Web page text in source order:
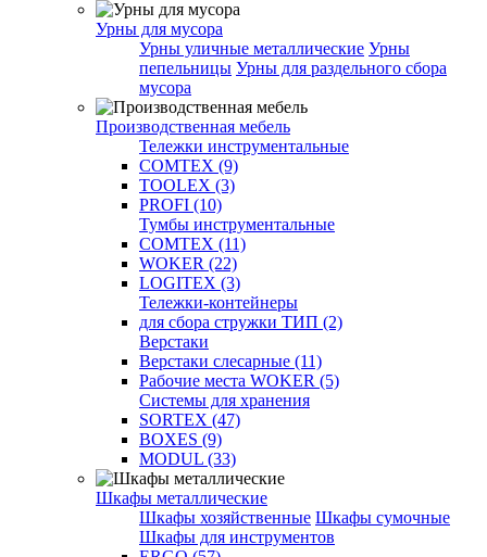
Урны для мусора
Урны уличные металлические Урны
пепельницы Урны для раздельного сбора
мусора
Производственная мебель
Тележки инструментальные
COMTEX (9)
TOOLEX (3)
PROFI (10)
Тумбы инструментальные
COMTEX (11)
WOKER (22)
LOGITEX (3)
Тележки-контейнеры
для сбора стружки ТИП (2)
Верстаки
Верстаки слесарные (11)
Рабочие места WOKER (5)
Системы для хранения
SORTEX (47)
BOXES (9)
MODUL (33)
Шкафы металлические
Шкафы хозяйственные Шкафы сумочные
Шкафы для инструментов